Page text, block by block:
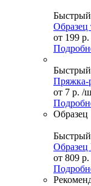
Образец
от 199 р.
Пряжка-
от 7 р. /
Образец
от 809 р.